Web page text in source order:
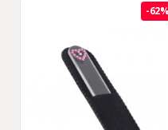
-62%